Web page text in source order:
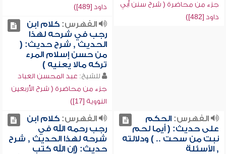
جزء من محاضرة ( شرح سنن أبي
داود [482])
داود [489])
الفهرس:كلام ابن
رجب في شرحه لهذا
الحديث , شرح حديث: (
من حسن إسلام المرء
تركه مالا يعنيه )
للشيخ: عبد المحسن العباد
جزء من محاضرة ( شرح الأربعين
النووية [17])
الفهرس:الحكم
على حديث: ( أيما لحم
نبت من سحت .. ) ودلالته
, الأسئلة
الفهرس:كلام ابن
رجب رحمه الله في
شرحه لهذا الحديث , شرح
حديث: (إن الله كتب